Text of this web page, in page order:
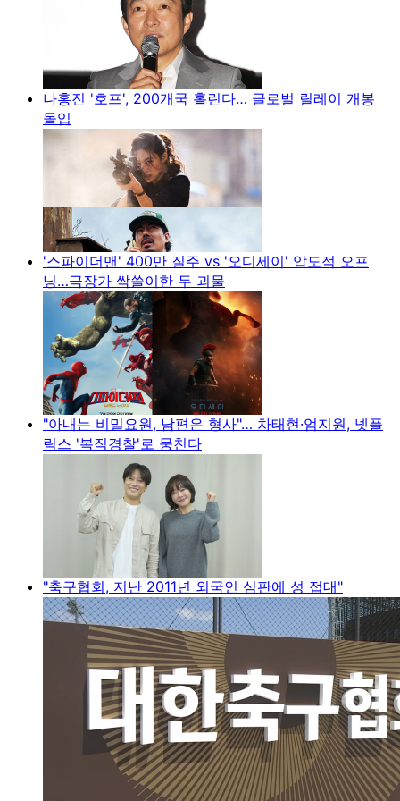
나홍진 '호프', 200개국 홀린다… 글로벌 릴레이 개봉
돌입
'스파이더맨' 400만 질주 vs '오디세이' 압도적 오프
닝…극장가 싹쓸이한 두 괴물
"아내는 비밀요원, 남편은 형사"… 차태현·엄지원, 넷플
릭스 '복직경찰'로 뭉친다
"축구협회, 지난 2011년 외국인 심판에 성 접대"